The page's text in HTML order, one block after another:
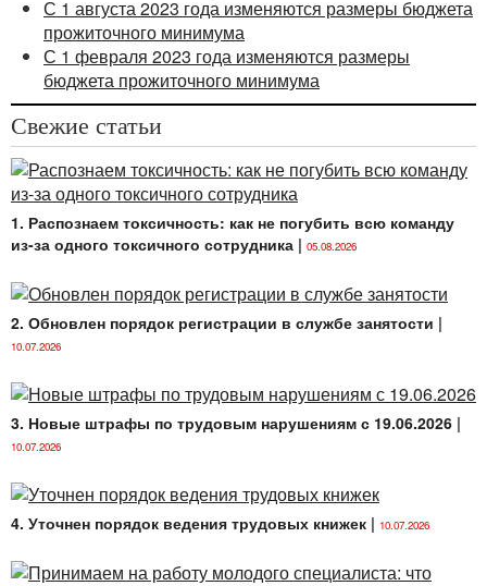
С 1 августа 2023 года изменяются размеры бюджета
прожиточного минимума
С 1 февраля 2023 года изменяются размеры
бюджета прожиточного минимума
Свежие статьи
1. Распознаем токсичность: как не погубить всю команду
из-за одного токсичного сотрудника | 05.08.2026
2. Обновлен порядок регистрации в службе занятости |
10.07.2026
3. Новые штрафы по трудовым нарушениям с 19.06.2026 |
10.07.2026
4. Уточнен порядок ведения трудовых книжек | 10.07.2026